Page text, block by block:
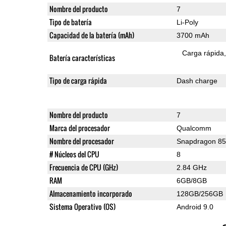
Nombre del producto 7
Tipo de batería Li-Poly
Capacidad de la batería (mAh) 3700 mAh
Batería características Carga rápida
Tipo de carga rápida Dash charge
Nombre del producto 7
Marca del procesador Qualcomm
Nombre del procesador Snapdragon
# Núcleos del CPU 8
Frecuencia de CPU (GHz) 2.84 GHz
RAM 6GB/8GB
Almacenamiento incorporado 128GB/256GB
Sistema Operativo (OS) Android 9.0